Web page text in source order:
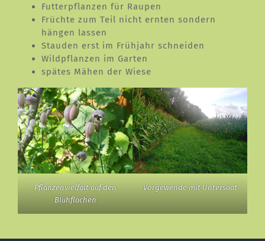
Futterpflanzen für Raupen
Früchte zum Teil nicht ernten sondern
hängen lassen
Stauden erst im Frühjahr schneiden
Wildpflanzen im Garten
spätes Mähen der Wiese
Pflanzenvielfalt auf den
Blühflächen
Vorgewende mit Untersaat